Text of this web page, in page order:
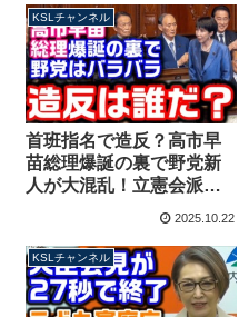
露わ【KSLチャンネル】
KSLチャンネル
首班指名で造反？高市早
苗総理爆誕の裏で野党新
人が大混乱！立憲会派も
日本保守党も代表に投票
2025.10.22
KSLチャンネル